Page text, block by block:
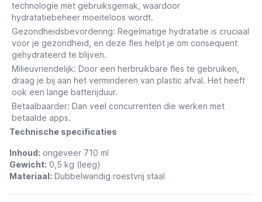
technologie met gebruiksgemak, waardoor
hydratatiebeheer moeiteloos wordt.
Gezondheidsbevordering: Regelmatige hydratatie is cruciaal
voor je gezondheid, en deze fles helpt je om consequent
gehydrateerd te blijven.
Milieuvriendelijk: Door een herbruikbare fles te gebruiken,
draag je bij aan het verminderen van plastic afval. Het heeft
ook een lange batterijduur.
Betaalbaarder: Dan veel concurrenten die werken met
betaalde apps.
Technische specificaties
Inhoud: ongeveer 710 ml
Gewicht: 0,5 kg (leeg)
Materiaal: Dubbelwandig roestvrij staal